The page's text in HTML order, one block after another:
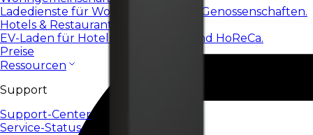
Ladedienste für Wohnanlagen und Genossenschaften.
Hotels & Restaurants
EV-Laden für Hotels, Restaurants und HoReCa.
Preise
Ressourcen
Support
Support-Center
Service-Status